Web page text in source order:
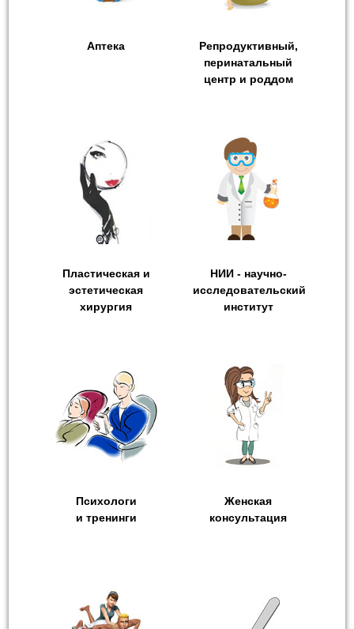
Аптека
Репродуктивный,
перинатальный
центр и роддом
Пластическая и
эстетическая
хирургия
НИИ - научно-
исследовательский
институт
Психологи
и тренинги
Женская
консультация